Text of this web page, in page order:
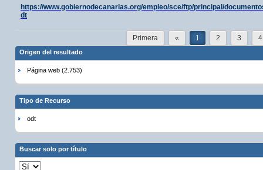
https://www.gobiernodecanarias.org/empleo/sce/ftp/principal/
dt
Primera « 1 2 3 4
Origen del resultado
Página web (2.753)
Tipo de Recurso
odt
Buscar solo por título